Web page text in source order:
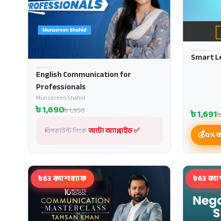
প্রোমো
English Communication for
Professionals
Munzereen Shahid
৳1,690৳1,950
ডিসকাউন্ট লিংক:অটো অ্যাপ্লাইড ✅
Smart
৳1,691
৫%
৳63 ক্যাশব্যাক ৳63